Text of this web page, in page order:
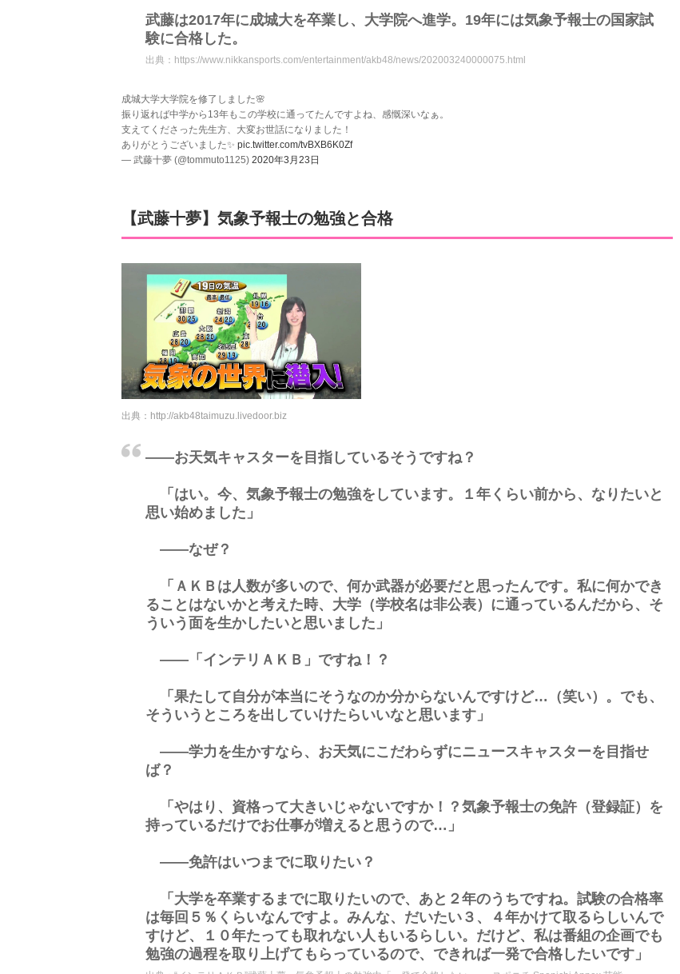
武藤は2017年に成城大を卒業し、大学院へ進学。19年には気象予報士の国家試
験に合格した。
出典： https://www.nikkansports.com/entertainment/akb48/news/202003240000075.html
成城大学大学院を修了しました🌸
振り返れば中学から13年もこの学校に通ってたんですよね、感慨深いなぁ。
支えてくださった先生方、大変お世話になりました！
ありがとうございました✨ pic.twitter.com/tvBXB6K0Zf
— 武藤十夢 (@tommuto1125) 2020年3月23日
【武藤十夢】気象予報士の勉強と合格
出典： http://akb48taimuzu.livedoor.biz
――お天気キャスターを目指しているそうですね？
「はい。今、気象予報士の勉強をしています。１年くらい前から、なりたいと
思い始めました」
――なぜ？
「ＡＫＢは人数が多いので、何か武器が必要だと思ったんです。私に何かでき
ることはないかと考えた時、大学（学校名は非公表）に通っているんだから、そ
ういう面を生かしたいと思いました」
――「インテリＡＫＢ」ですね！？
「果たして自分が本当にそうなのか分からないんですけど…（笑い）。でも、
そういうところを出していけたらいいなと思います」
――学力を生かすなら、お天気にこだわらずにニュースキャスターを目指せ
ば？
「やはり、資格って大きいじゃないですか！？気象予報士の免許（登録証）を
持っているだけでお仕事が増えると思うので…」
――免許はいつまでに取りたい？
「大学を卒業するまでに取りたいので、あと２年のうちですね。試験の合格率
は毎回５％くらいなんですよ。みんな、だいたい３、４年かけて取るらしいんで
すけど、１０年たっても取れない人もいるらしい。だけど、私は番組の企画でも
勉強の過程を取り上げてもらっているので、できれば一発で合格したいです」